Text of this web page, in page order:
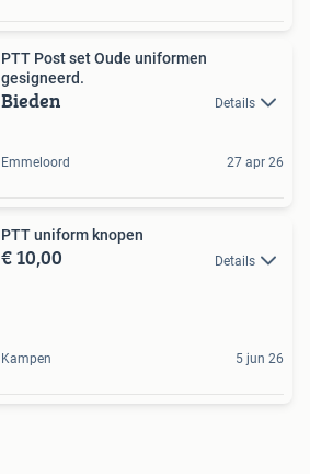
PTT Post set Oude uniformen
gesigneerd.
Bieden Details
Emmeloord 27 apr 26
PTT uniform knopen
€ 10,00 Details
Kampen 5 jun 26